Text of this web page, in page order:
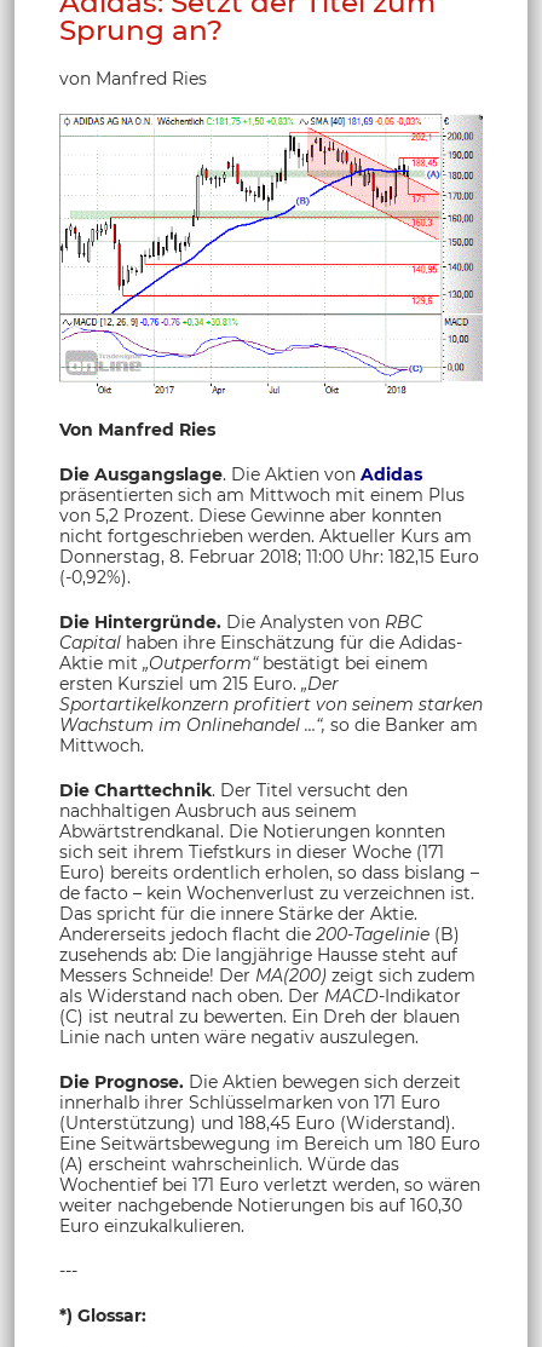
Sprung an?
von Manfred Ries
Von Manfred Ries
Die Ausgangslage. Die Aktien von Adidas
präsentierten sich am Mittwoch mit einem Plus
von 5,2 Prozent. Diese Gewinne aber konnten
nicht fortgeschrieben werden. Aktueller Kurs am
Donnerstag, 8. Februar 2018; 11:00 Uhr: 182,15 Euro
(-0,92%).
Die Hintergründe. Die Analysten von RBC
Capital haben ihre Einschätzung für die Adidas-
Aktie mit „Outperform“bestätigt bei einem
ersten Kursziel um 215 Euro. „Der
Sportartikelkonzern profitiert von seinem starken
Wachstum im Onlinehandel …“, so die Banker am
Mittwoch.
Die Charttechnik. Der Titel versucht den
nachhaltigen Ausbruch aus seinem
Abwärtstrendkanal. Die Notierungen konnten
sich seit ihrem Tiefstkurs in dieser Woche (171
Euro) bereits ordentlich erholen, so dass bislang –
de facto – kein Wochenverlust zu verzeichnen ist.
Das spricht für die innere Stärke der Aktie.
Andererseits jedoch flacht die 200-Tagelinie (B)
zusehends ab: Die langjährige Hausse steht auf
Messers Schneide! Der MA(200) zeigt sich zudem
als Widerstand nach oben. Der MACD-Indikator
(C) ist neutral zu bewerten. Ein Dreh der blauen
Linie nach unten wäre negativ auszulegen.
Die Prognose. Die Aktien bewegen sich derzeit
innerhalb ihrer Schlüsselmarken von 171 Euro
(Unterstützung) und 188,45 Euro (Widerstand).
Eine Seitwärtsbewegung im Bereich um 180 Euro
(A) erscheint wahrscheinlich. Würde das
Wochentief bei 171 Euro verletzt werden, so wären
weiter nachgebende Notierungen bis auf 160,30
Euro einzukalkulieren.
---
*) Glossar: